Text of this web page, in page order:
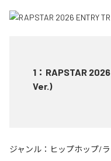
1 ： RAPSTAR
Ver.)
ジャンル： ヒップホップ/